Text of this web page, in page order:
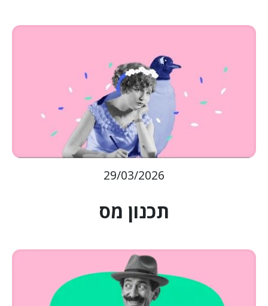
29/03/2026
תכנון מס